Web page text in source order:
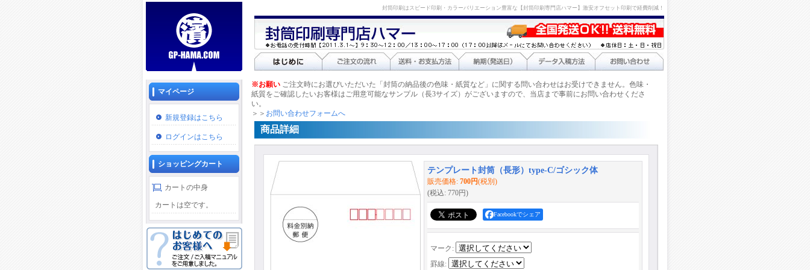
封筒印刷はスピード印刷・カラーバリエーション豊富な【封筒印刷専門店ハマー】激安オフセット印刷で経費削減！
マイページ
新規登録はこちら
ログインはこちら
ショッピングカート
カートの中身
カートは空です。
※お願い ご注文時にお選びいただいた「封筒の納品後の色味・紙質など」に関する問い合わせはお受けできません。色味・
紙質をご確認したいお客様はご用意可能なサンプル（長3サイズ）がございますので、当店まで事前にお問い合わせくださ
い。
＞＞ お問い合わせフォームへ
商品詳細
テンプレート封筒（長形）type-C/ゴシック体
販売価格: 700円(税別)
(税込: 770円)
Facebookでシェア
マーク :
罫線: